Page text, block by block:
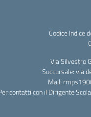
Codice Indice
Via Silvestro
Succursale: via
Mail:
contatti con il Dirigente